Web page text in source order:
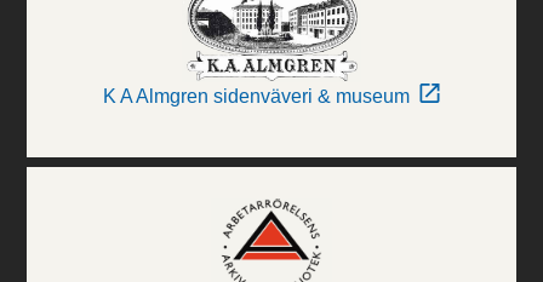
K A Almgren sidenväveri & museum